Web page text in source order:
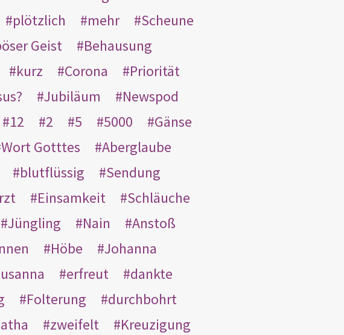
plötzlich mehr
Scheune
Geist
Behausung
kurz Corona
Priorität
Jubiläum
Newspod
12 2 5 5000
Gänse
Wort Gotttes
Aberglaube
blutflüssig
Sendung
Einsamkeit
Schläuche
Jüngling Nain
Anstoß
Höbe
Johanna
erfreut
dankte
Folterung
durchbohrt
zweifelt Kreuzigung